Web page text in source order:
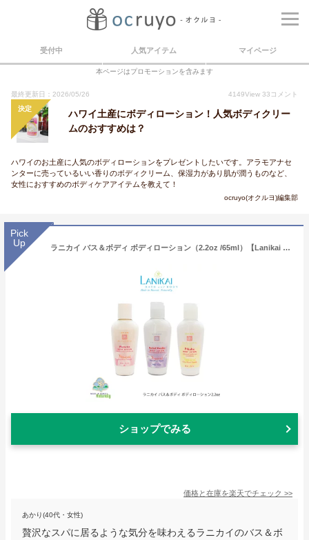
受付中 人気アイテム マイページ
本ページはプロモーションを含みます
最終更新日：2026/05/26 4149View 33 コメント
決定
ハワイ土産にボディローション！人気ボディクリー
ムのおすすめは？
ハワイのお土産に人気のボディローションをプレゼントしたいです。アラモアナセ
ンターに売っているいい香りのボディクリーム、保湿力があり肌が潤うものなど、
女性におすすめのボディケアアイテムを教えて！
ocruyo(オクルヨ)編集部
Pick
Up
ラニカイ バス＆ボディ ボディローション（2.2oz /65ml）【Lanikai Bath and Body ハワイ ボディクリーム オーガニック 定番 保湿 スキンケア商品 プルメリア ピカケ 人気 ハワイの香り お土産 カウアイ LANIKAI しっとり いい香り ハワイアンコスメ 】
ショップでみる
価格と在庫を楽天でチェック >>
あかり(40代・女性)
贅沢なスパに居るような気分を味わえるラニカイのバス＆ボ